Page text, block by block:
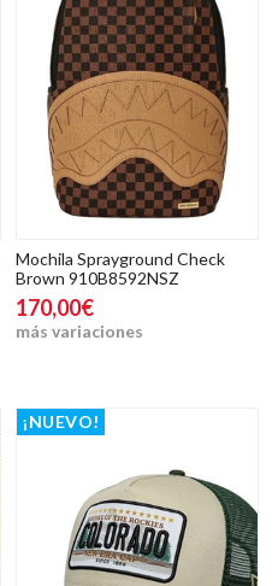
Mochila Sprayground Check
Brown 910B8592NSZ
170,00€
más variaciones
¡NUEVO!